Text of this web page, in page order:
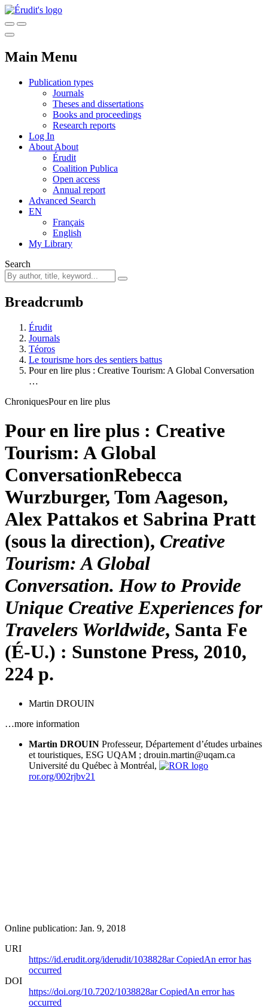
Main Menu
Publication types
Journals
Theses and dissertations
Books and proceedings
Research reports
Log In
About About
Érudit
Coalition Publica
Open access
Annual report
Advanced Search
EN
Français
English
My Library
Search
Breadcrumb
Érudit
Journals
Téoros
Le tourisme hors des sentiers battus
Pour en lire plus : Creative Tourism: A Global Conversation
…
ChroniquesPour en lire plus
Pour en lire plus : Creative
Tourism: A Global
ConversationRebecca
Wurzburger, Tom Aageson,
Alex Pattakos et Sabrina Pratt
(sous la direction), Creative
Tourism: A Global
Conversation. How to Provide
Unique Creative Experiences for
Travelers Worldwide, Santa Fe
(É-U.) : Sunstone Press, 2010,
224 p.
Martin DROUIN
…more information
Martin DROUIN Professeur, Département d’études urbaines
et touristiques, ESG UQAM ; drouin.martin@uqam.ca
Université du Québec à Montréal,
ror.org/002rjbv21
Online publication: Jan. 9, 2018
URI
https://id.erudit.org/iderudit/1038828arCopiedAn error has
occurred
DOI
https://doi.org/10.7202/1038828arCopiedAn error has
occurred